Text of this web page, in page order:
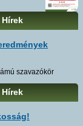
Hírek
szavazókör
Hírek